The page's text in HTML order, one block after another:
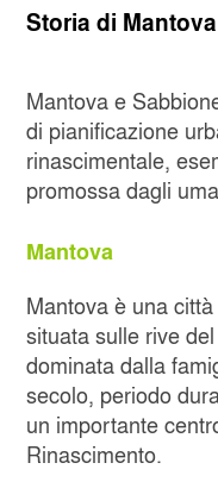
Storia di
Mantova e
di pianificazione
rinascimentale,
promossa dagli
Mantova
Mantova è una
situata sulle rive
dominata dalla
secolo, periodo
un importante
Rinascimento.